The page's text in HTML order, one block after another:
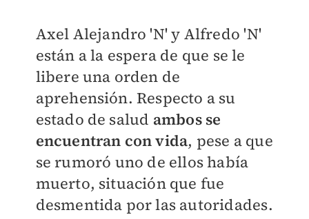
Axel Alejandro 'N' y Alfredo 'N'
están a la espera de que se le
libere una orden de
aprehensión. Respecto a su
estado de salud ambos se
encuentran con vida, pese a que
se rumoró uno de ellos había
muerto, situación que fue
desmentida por las autoridades.